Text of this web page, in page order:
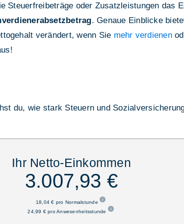
Steuerfreibeträge oder Zusatzleistungen das
. Genaue Einblicke
verändert, wenn Sie mehr verdienen
du, wie stark Steuern und
Ihr Netto-Einkommen
3.007,93 €
18,04 € pro Normalstunde
24,99 € pro Anwesenheitsstunde